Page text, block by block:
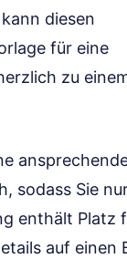
diesen
für eine
zu
sodass Sie
enthält Platz
auf einen